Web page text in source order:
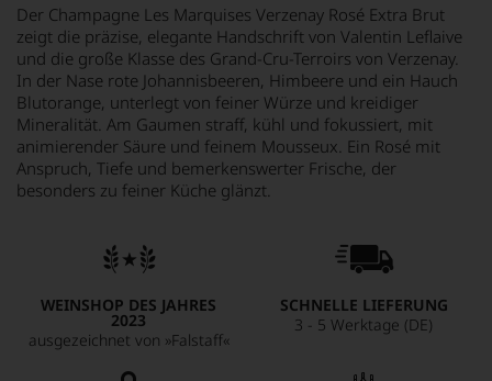
Der Champagne Les Marquises Verzenay Rosé Extra Brut
zeigt die präzise, elegante Handschrift von Valentin Leflaive
und die große Klasse des Grand-Cru-Terroirs von Verzenay.
In der Nase rote Johannisbeeren, Himbeere und ein Hauch
Blutorange, unterlegt von feiner Würze und kreidiger
Mineralität. Am Gaumen straff, kühl und fokussiert, mit
animierender Säure und feinem Mousseux. Ein Rosé mit
Anspruch, Tiefe und bemerkenswerter Frische, der
besonders zu feiner Küche glänzt.
WEINSHOP DES JAHRES
2023
ausgezeichnet von »Falstaff«
SCHNELLE LIEFERUNG
3 - 5 Werktage (DE)